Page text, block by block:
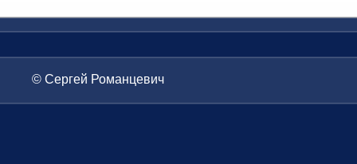
© Сергей Романцевич